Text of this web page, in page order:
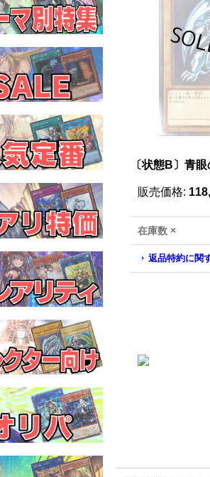
〔状態B〕青
販売価格:
在庫数 ×
返品特約に関